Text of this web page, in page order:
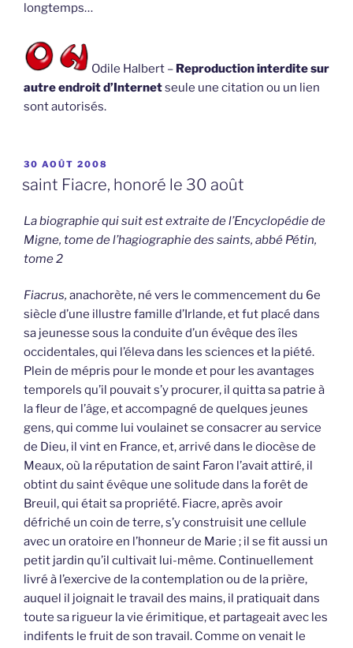
longtemps…
Odile Halbert – Reproduction interdite sur
autre endroit d’Internetseule une citation ou un lien
sont autorisés.
PUBLIÉ
30 AOÛT 2008
saint Fiacre, honoré le 30 août
La biographie qui suit est extraite de l’Encyclopédie de
Migne, tome de l’hagiographie des saints, abbé Pétin,
tome 2
Fiacrus, anachorète, né vers le commencement du 6e
siècle d’une illustre famille d’Irlande, et fut placé dans
sa jeunesse sous la conduite d’un évêque des îles
occidentales, qui l’éleva dans les sciences et la piété.
Plein de mépris pour le monde et pour les avantages
temporels qu’il pouvait s’y procurer, il quitta sa patrie à
la fleur de l’âge, et accompagné de quelques jeunes
gens, qui comme lui voulainet se consacrer au service
de Dieu, il vint en France, et, arrivé dans le diocèse de
Meaux, où la réputation de saint Faron l’avait attiré, il
obtint du saint évêque une solitude dans la forêt de
Breuil, qui était sa propriété. Fiacre, après avoir
défriché un coin de terre, s’y construisit une cellule
avec un oratoire en l’honneur de Marie ; il se fit aussi un
petit jardin qu’il cultivait lui-même. Continuellement
livré à l’exercive de la contemplation ou de la prière,
auquel il joignait le travail des mains, il pratiquait dans
toute sa rigueur la vie érimitique, et partageait avec les
indifents le fruit de son travail. Comme on venait le